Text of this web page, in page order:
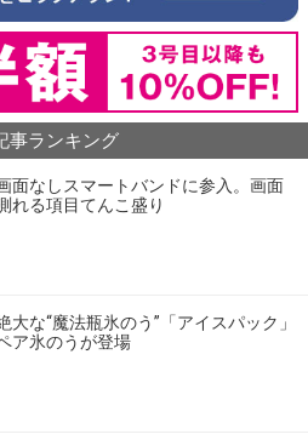
事ランキング
面なしスマートバンドに参入。画面
れる項目てんこ盛り
大な“魔法瓶氷のう”「アイスパック」
ア氷のうが登場